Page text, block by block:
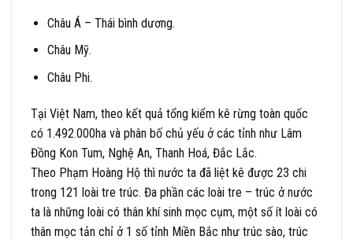
Châu Á – Thái bình dương.
Châu Mỹ.
Châu Phi.
Tại Việt Nam, theo kết quả tổng kiểm kê rừng toàn quốc
có 1.492.000ha và phân bố chủ yếu ở các tỉnh như Lâm
Đồng Kon Tum, Nghệ An, Thanh Hoá, Đắc Lắc.
Theo Phạm Hoàng Hộ thì nước ta đã liệt kê được 23 chi
trong 121 loài tre trúc. Đa phần các loài tre – trúc ở nước
ta là những loài có thân khí sinh mọc cụm, một số ít loài có
thân mọc tản chỉ ở 1 số tỉnh Miền Bắc như trúc sào, trúc